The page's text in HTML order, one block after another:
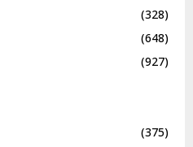
(328)
(648)
(927)
(375)